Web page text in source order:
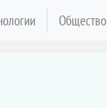
Общество